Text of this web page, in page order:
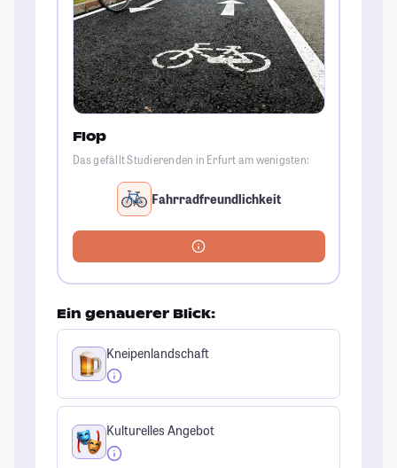
Flop
Das gefällt Studierenden in Erfurt am wenigsten:
Fahrradfreundlichkeit
Ein genauerer Blick:
Kneipenlandschaft
Kulturelles Angebot